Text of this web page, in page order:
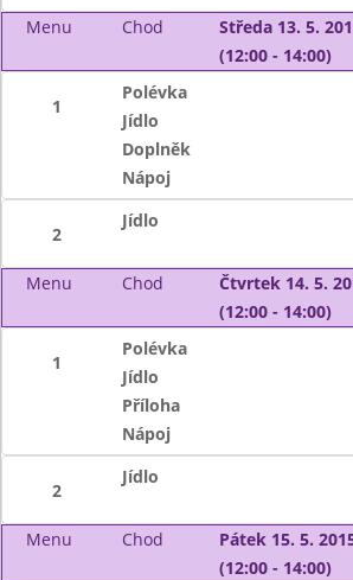
Menu
Chod
Středa 13. 5.
(12:00 - 14:00)
1
Polévka
Jídlo
Doplněk
Nápoj
2
Jídlo
Menu Chod
Čtvrtek 14. 5.
(12:00 - 14:00)
1
Polévka
Jídlo
Příloha
Nápoj
2
Jídlo
Menu Chod
Pátek 15. 5.
(12:00 - 14:00)